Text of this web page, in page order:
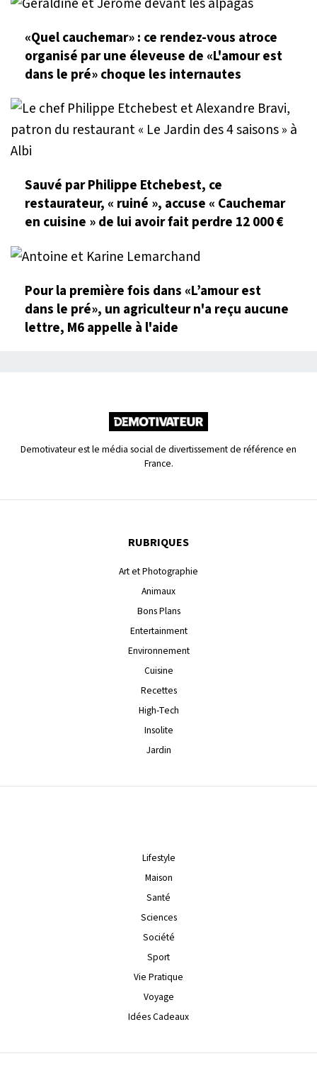
«Quel cauchemar» : ce rendez-vous atroce
organisé par une éleveuse de «L'amour est
dans le pré» choque les internautes
Sauvé par Philippe Etchebest, ce
restaurateur, « ruiné », accuse « Cauchemar
en cuisine » de lui avoir fait perdre 12 000 €
Pour la première fois dans «L’amour est
dans le pré», un agriculteur n'a reçu aucune
lettre, M6 appelle à l'aide
Demotivateur est le média social de divertissement de référence en
France.
RUBRIQUES
Art et Photographie
Animaux
Bons Plans
Entertainment
Environnement
Cuisine
Recettes
High-Tech
Insolite
Jardin
Lifestyle
Maison
Santé
Sciences
Société
Sport
Vie Pratique
Voyage
Idées Cadeaux